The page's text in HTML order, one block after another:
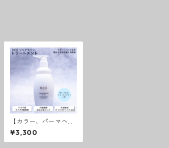
【カラー、パーマヘア
に最適】HCEトリート
メント リペアライン
¥3,300